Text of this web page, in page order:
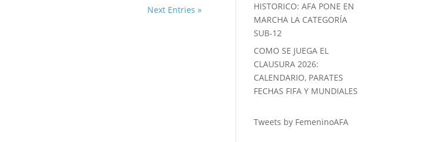
Next Entries »
HISTORICO: AFA PONE EN
MARCHA LA CATEGORÍA
SUB-12
COMO SE JUEGA EL
CLAUSURA 2026:
CALENDARIO, PARATES
FECHAS FIFA Y MUNDIALES
Tweets by FemeninoAFA